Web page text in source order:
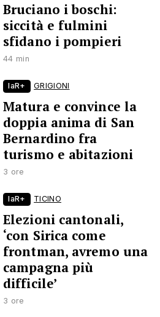
Bruciano i boschi:
siccità e fulmini
sfidano i pompieri
44 min
laR+ GRIGIONI
Matura e convince la
doppia anima di San
Bernardino fra
turismo e abitazioni
3 ore
laR+ TICINO
Elezioni cantonali,
‘con Sirica come
frontman, avremo una
campagna più
difficile’
3 ore